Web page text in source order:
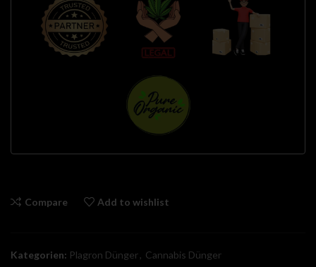
Compare Add to wishlist
Kategorien: Plagron Dünger, Cannabis Dünger